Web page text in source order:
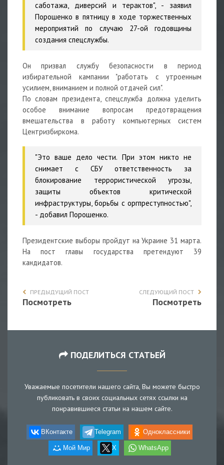
саботажа, диверсий и терактов", - заявил
Порошенко в пятницу в ходе торжественных
мероприятий по случаю 27-ой годовщины
создания спецслужбы.
Он призвал службу безопасности в период
избирательной кампании "работать с утроенным
усилием, вниманием и полной отдачей сил".
По словам президента, спецслужба должна уделить
особое внимание вопросам предотвращения
вмешательства в работу компьютерных систем
Центризбиркома.
"Это ваше дело чести. При этом никто не
снимает с СБУ ответственность за
блокирование террористической угрозы,
защиты объектов критической
инфраструктуры, борьбы с оргпреступностью",
- добавил Порошенко.
Президентские выборы пройдут на Украине 31 марта.
На пост главы государства претендуют 39
кандидатов.
ПРЕДЫДУЩИЙ ПОСТ
Посмотреть
СЛЕДУЮЩИЙ ПОСТ
Посмотреть
ПОДЕЛИТЬСЯ СТАТЬЕЙ
Уважаемые посетители нашего сайта, Вы можете быстро
публиковать в своих социальных сетях ссылки на
понравившиеся статьи на нашем сайте.
ВКонтакте Telegram Одноклассники
Мой Мир X WhatsApp